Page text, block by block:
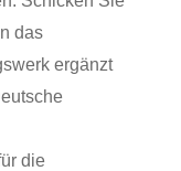
das
ergänzt
die